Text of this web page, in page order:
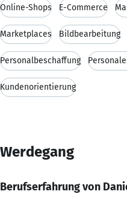
Online-Shops E-Commerce
Marketplaces Bildbearbeitung
Personalbeschaffung
Kundenorientierung
Werdegang
Berufserfahrung von